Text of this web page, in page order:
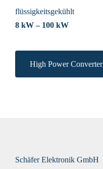
flüssigkeitsgekühlt
8 kW – 100 kW
High Power Converter
Schäfer Elektronik GmbH